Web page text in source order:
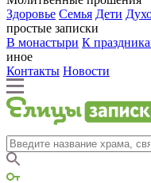
Здоровье Семья Дети
простые записки
В монастыри К
иное
Контакты Новости